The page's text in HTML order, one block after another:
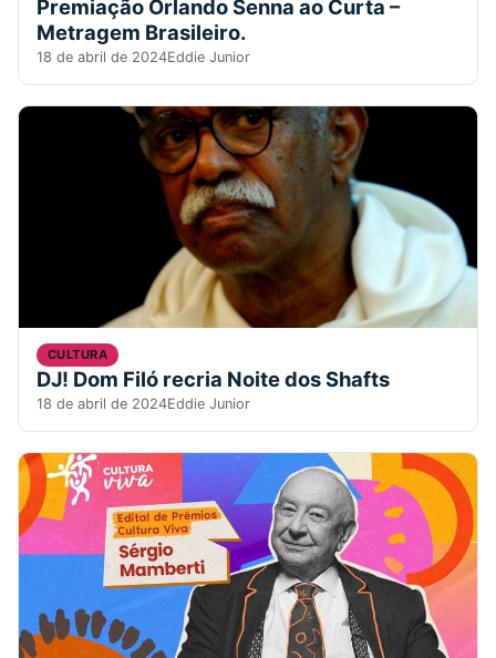
Premiação Orlando Senna ao Curta –
Metragem Brasileiro.
18 de abril de 2024Eddie Junior
CULTURA
DJ! Dom Filó recria Noite dos Shafts
18 de abril de 2024Eddie Junior